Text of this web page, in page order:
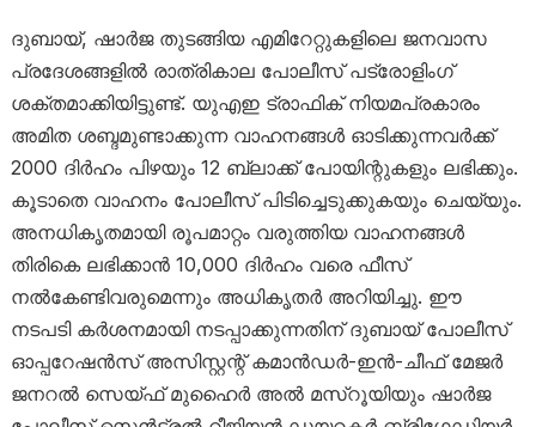
ദുബായ്, ഷാർജ തുടങ്ങിയ എമിറേറ്റുകളിലെ ജനവാസ
പ്രദേശങ്ങളിൽ രാത്രികാല പോലീസ് പട്രോളിംഗ്
ശക്തമാക്കിയിട്ടുണ്ട്. യുഎഇ ട്രാഫിക് നിയമപ്രകാരം
അമിത ശബ്ദമുണ്ടാക്കുന്ന വാഹനങ്ങൾ ഓടിക്കുന്നവർക്ക്
2000 ദിർഹം പിഴയും 12 ബ്ലാക്ക് പോയിന്റുകളും ലഭിക്കും.
കൂടാതെ വാഹനം പോലീസ് പിടിച്ചെടുക്കുകയും ചെയ്യും.
അനധികൃതമായി രൂപമാറ്റം വരുത്തിയ വാഹനങ്ങൾ
തിരികെ ലഭിക്കാൻ 10,000 ദിർഹം വരെ ഫീസ്
നൽകേണ്ടിവരുമെന്നും അധികൃതർ അറിയിച്ചു. ഈ
നടപടി കർശനമായി നടപ്പാക്കുന്നതിന് ദുബായ് പോലീസ്
ഓപ്പറേഷൻസ് അസിസ്റ്റന്റ് കമാൻഡർ-ഇൻ-ചീഫ് മേജർ
ജനറൽ സെയ്ഫ് മുഹൈർ അൽ മസ്‌റൂയിയും ഷാർജ